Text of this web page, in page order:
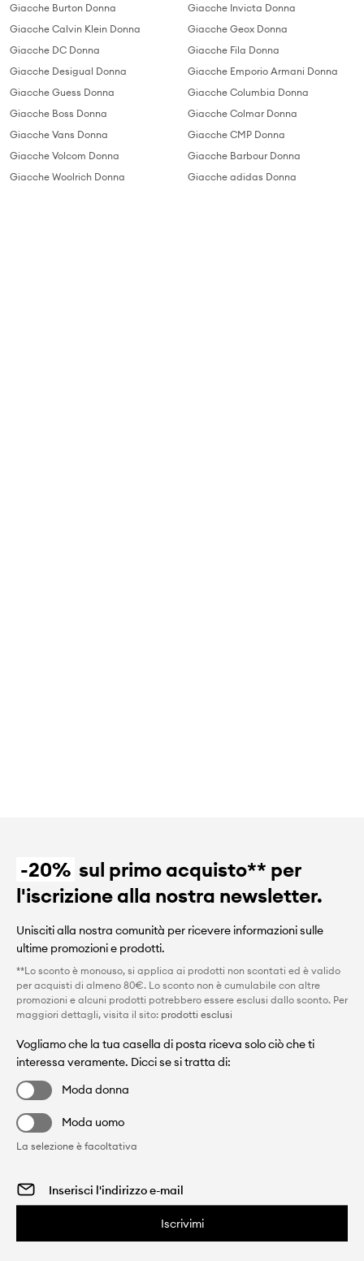
Giacche Burton Donna
Giacche Calvin Klein Donna
Giacche DC Donna
Giacche Desigual Donna
Giacche Guess Donna
Giacche Boss Donna
Giacche Vans Donna
Giacche Volcom Donna
Giacche Woolrich Donna
Giacche Invicta Donna
Giacche Geox Donna
Giacche Fila Donna
Giacche Emporio Armani Donna
Giacche Columbia Donna
Giacche Colmar Donna
Giacche CMP Donna
Giacche Barbour Donna
Giacche adidas Donna
-20% sul primo acquisto** per
l'iscrizione alla nostra newsletter.
Unisciti alla nostra comunità per ricevere informazioni sulle
ultime promozioni e prodotti.
**Lo sconto è monouso, si applica ai prodotti non scontati ed è valido
per acquisti di almeno 80€. Lo sconto non è cumulabile con altre
promozioni e alcuni prodotti potrebbero essere esclusi dallo sconto. Per
maggiori dettagli, visita il sito: prodotti esclusi
Vogliamo che la tua casella di posta riceva solo ciò che ti
interessa veramente. Dicci se si tratta di:
Moda donna
Moda uomo
La selezione è facoltativa
Iscrivimi